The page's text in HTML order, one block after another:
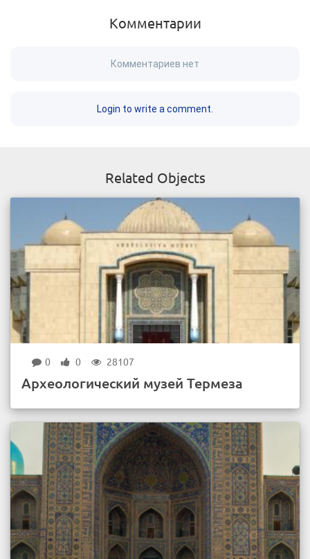
Комментарии
Комментариев нет
Login to write a comment.
Related Objects
0 0 28107
Археологический музей Термеза